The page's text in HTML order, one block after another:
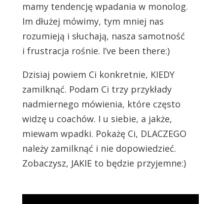
mamy tendencję wpadania w monolog.
Im dłużej mówimy, tym mniej nas
rozumieją i słuchają, nasza samotność
i frustracja rośnie. I’ve been there:)
Dzisiaj powiem Ci konkretnie, KIEDY
zamilknąć. Podam Ci trzy przykłady
nadmiernego mówienia, które często
widzę u coachów. I u siebie, a jakże,
miewam wpadki. Pokażę Ci, DLACZEGO
należy zamilknąć i nie dopowiedzieć.
Zobaczysz, JAKIE to będzie przyjemne:)